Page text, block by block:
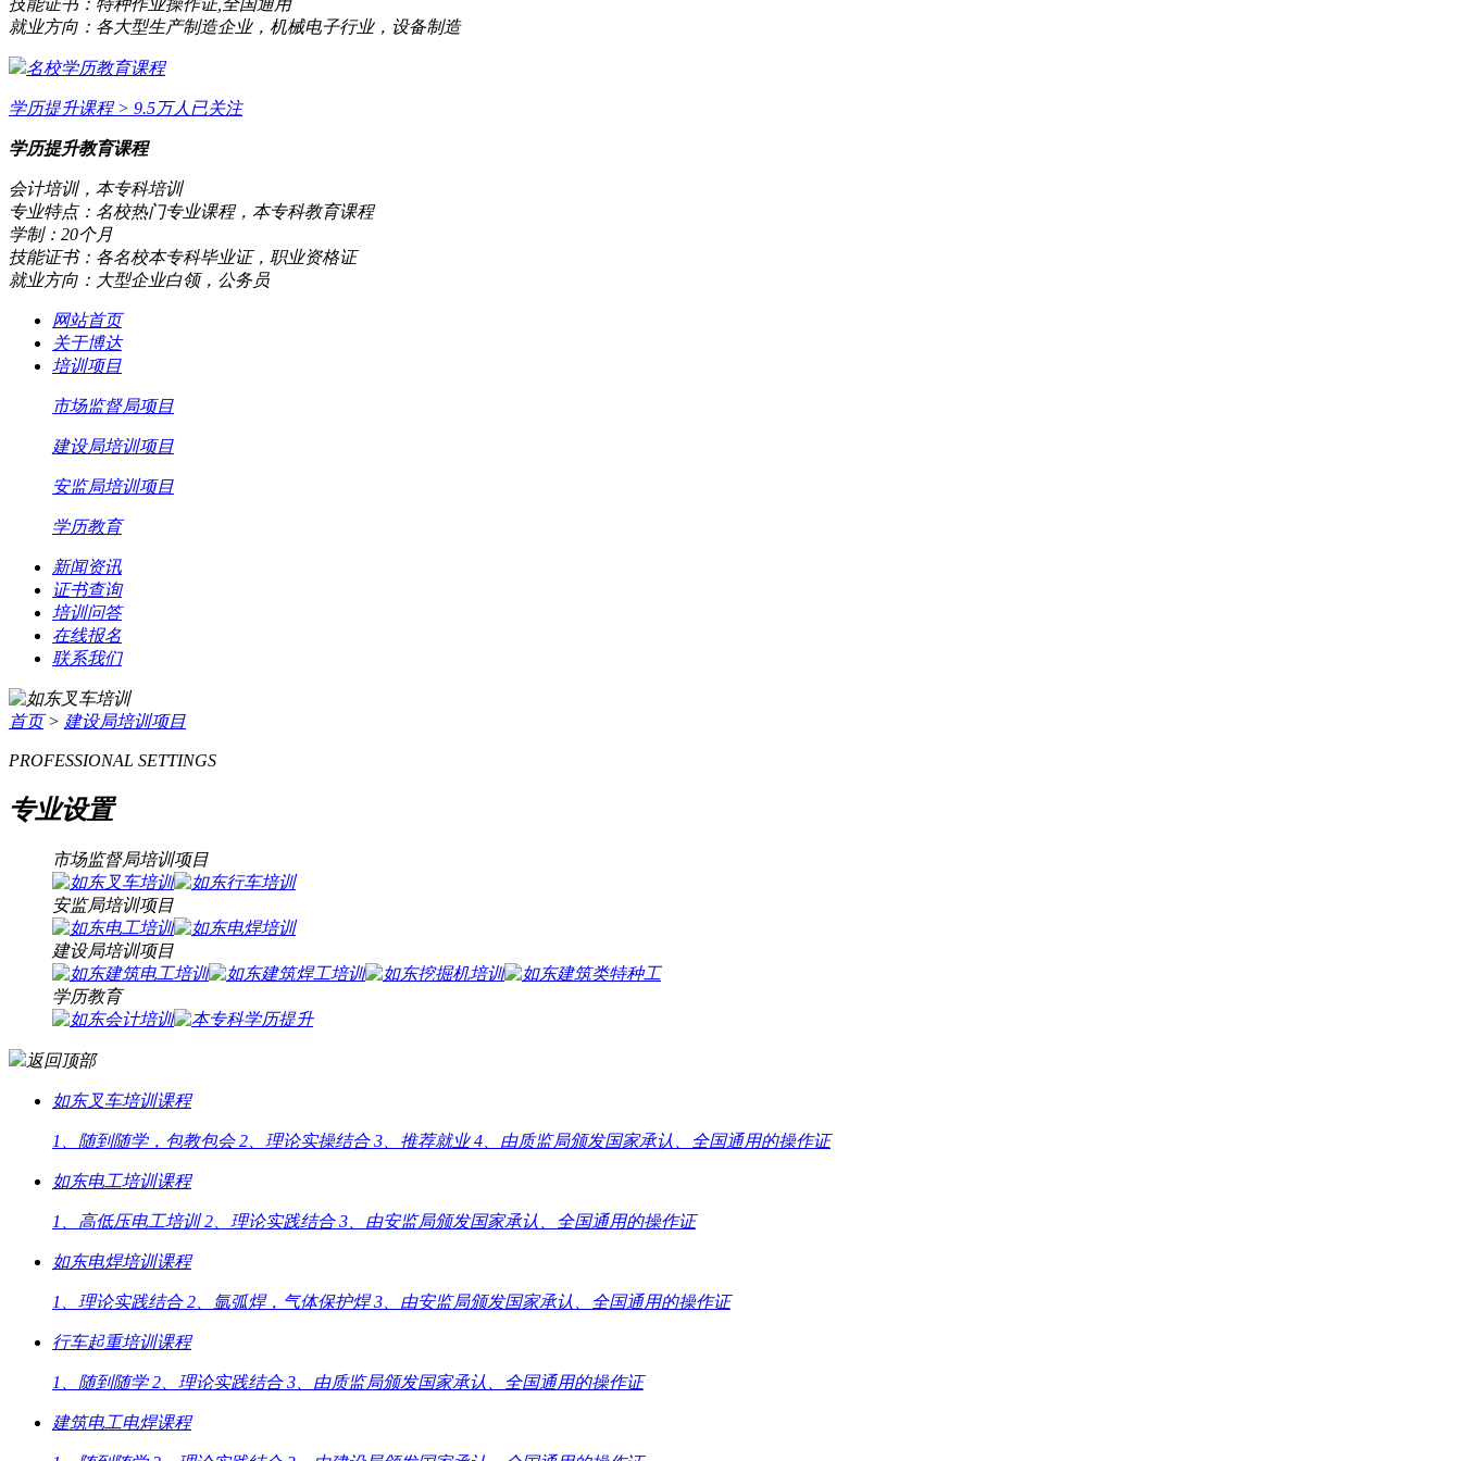
技能证书： 特种作业操作证,全国通用
就业方向： 各大型生产制造企业，机械电子行业，设备制造
名校学历教育课程
学历提升课程> 9.5万人已关注
学历提升教育课程
会计培训，本专科培训
专业特点： 名校热门专业课程，本专科教育课程
学制： 20个月
技能证书： 各名校本专科毕业证，职业资格证
就业方向： 大型企业白领，公务员
网站首页
关于博达
培训项目
市场监督局项目
建设局培训项目
安监局培训项目
学历教育
新闻资讯
证书查询
培训问答
在线报名
联系我们
首页 > 建设局培训项目
PROFESSIONAL SETTINGS
专业设置
市场监督局培训项目
安监局培训项目
建设局培训项目
学历教育
返回顶部
如东叉车培训课程
1、随到随学，包教包会 2、理论实操结合 3、推荐就业 4、由质监局颁发国家承认、全国通用的操作证
如东电工培训课程
1、高低压电工培训 2、理论实践结合 3、由安监局颁发国家承认、全国通用的操作证
如东电焊培训课程
1、理论实践结合 2、氩弧焊，气体保护焊 3、由安监局颁发国家承认、全国通用的操作证
行车起重培训课程
1、随到随学 2、理论实践结合 3、由质监局颁发国家承认、全国通用的操作证
建筑电工电焊课程